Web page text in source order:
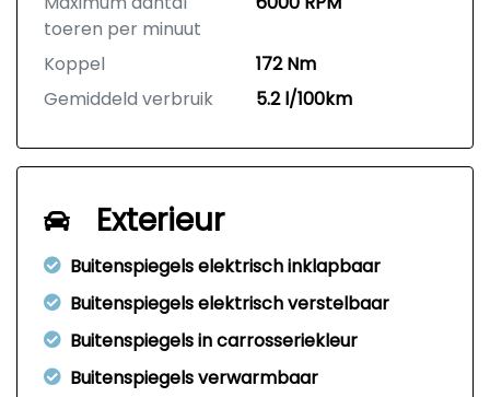
toeren per minuut
Koppel
172 Nm
Gemiddeld verbruik
5.2 l/100km
Exterieur
Buitenspiegels elektrisch inklapbaar
Buitenspiegels elektrisch verstelbaar
Buitenspiegels in carrosseriekleur
Buitenspiegels verwarmbaar